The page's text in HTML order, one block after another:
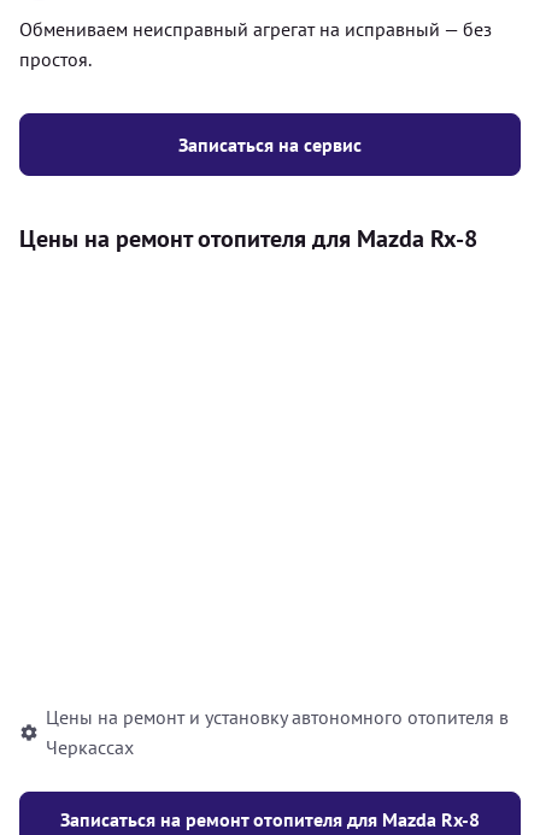
Записаться на сервис
Обмениваем неисправный агрегат на исправный — без
простоя.
Цены на ремонт отопителя для Mazda Rx-8
Цены на ремонт и установку автономного отопителя в
Черкассах
Записаться на ремонт отопителя для Mazda Rx-8